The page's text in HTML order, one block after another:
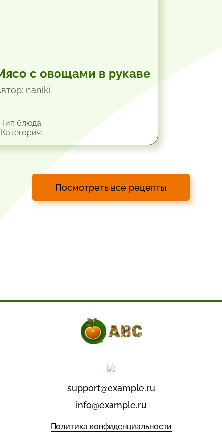
с овощами в рукаве
naniki
блюда:
Посмотреть все рецепты
support@example.ru
info@example.ru
Политика конфиденциальности